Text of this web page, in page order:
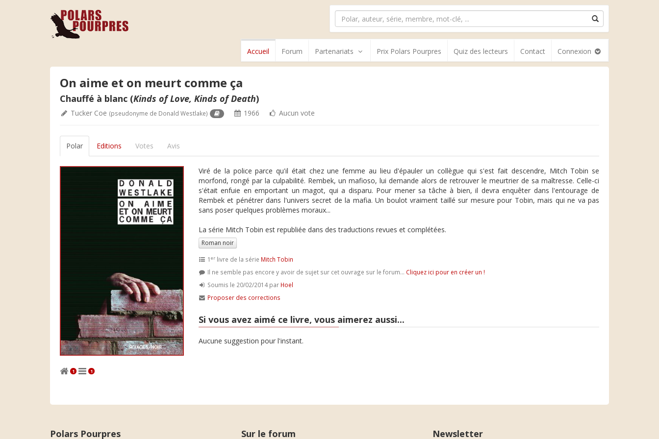
Accueil Forum Partenariats Prix Polars Pourpres Quiz des lecteurs Contact Connexion
On aime et on meurt comme ça
Chauffé à blanc (Kinds of Love, Kinds of Death)
Tucker Coe (pseudonyme de Donald Westlake) 1966 Aucun vote
Polar Editions Votes Avis
1 1
Viré de la police parce qu'il était chez une femme au lieu d'épauler un collègue qui s'est fait descendre, Mitch Tobin se
morfond, rongé par la culpabilité. Rembek, un mafioso, lui demande alors de retrouver le meurtrier de sa maîtresse. Celle-ci
s'était enfuie en emportant un magot, qui a disparu. Pour mener sa tâche à bien, il devra enquêter dans l'entourage de
Rembek et pénétrer dans l'univers secret de la mafia. Un boulot vraiment taillé sur mesure pour Tobin, mais qui ne va pas
sans poser quelques problèmes moraux...
La série Mitch Tobin est republiée dans des traductions revues et complétées.
Roman noir
1 erlivre de la série Mitch Tobin
Il ne semble pas encore y avoir de sujet sur cet ouvrage sur le forum... Cliquez ici pour en créer un !
Soumis le 20/02/2014 par Hoel
Proposer des corrections
Si vous avez aimé ce livre, vous aimerez aussi...
Aucune suggestion pour l'instant.
Polars Pourpres Sur le forum Newsletter